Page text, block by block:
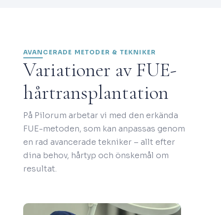
AVANCERADE METODER & TEKNIKER
Variationer av FUE-
hårtransplantation
På Pilorum arbetar vi med den erkända
FUE-metoden, som kan anpassas genom
en rad avancerade tekniker – allt efter
dina behov, hårtyp och önskemål om
resultat.